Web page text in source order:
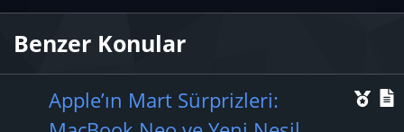
Benzer Konular
Ö
Apple’ın Mart Sürprizleri: